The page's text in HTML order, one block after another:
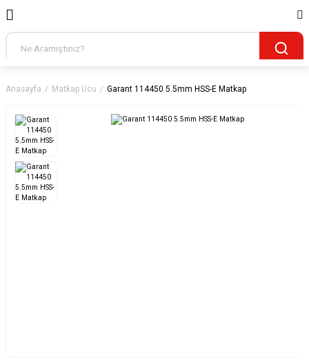
Anasayfa Matkap Ucu Garant 114450 5.5mm HSS-E Matkap